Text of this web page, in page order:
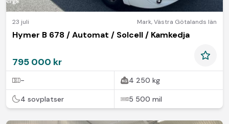
23 juli Mark,Västra Götalands län
Hymer B 678 / Automat / Solcell / Kamkedja
795 000 kr
- 4 250 kg
4 sovplatser 5 500 mil